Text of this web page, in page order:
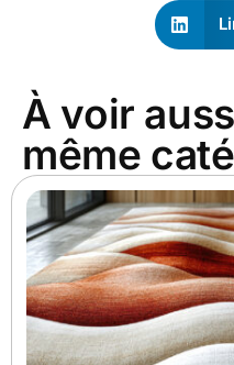
À voir
même